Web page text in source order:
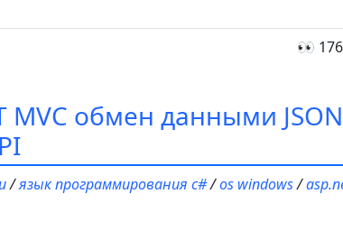
👀
MVC обмен данными
/язык программирования c#/os windows/